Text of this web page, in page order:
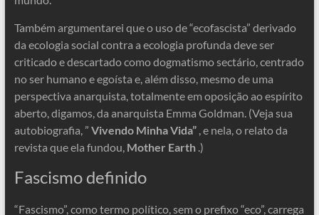
Também argumentarei que o uso de “ecofascista” derivado
da ecologia social contra a ecologia profunda deve ser
criticado e descartado como dogmatismo sectário, centrado
no ser humano e egoísta e, além disso, mesmo de uma
perspectiva anarquista, totalmente em oposição ao espírito
aberto, digamos, da anarquista Emma Goldman. (Veja sua
autobiografia, ” Vivendo Minha Vida”, e nela, o relato da
revista que ela fundou, Mother Earth.)
Fascismo definido
“Fascismo”, como termo político, sem o prefixo “eco”, carrega